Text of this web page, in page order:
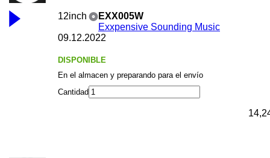
12inch
EXX005W
Exxpensive Sounding Music
09.12.2022
DISPONIBLE
En el almacen y preparando para el envío
Cantidad